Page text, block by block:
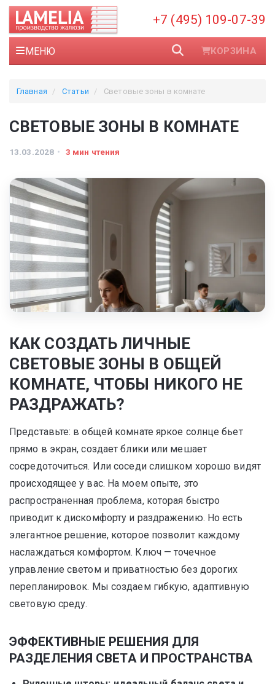
+7 (495) 109-07-39
МЕНЮ КОРЗИНА
Главная Статьи Световые зоны в комнате
СВЕТОВЫЕ ЗОНЫ В КОМНАТЕ
13.03.2028 3 мин чтения
КАК СОЗДАТЬ ЛИЧНЫЕ
СВЕТОВЫЕ ЗОНЫ В ОБЩЕЙ
КОМНАТЕ, ЧТОБЫ НИКОГО НЕ
РАЗДРАЖАТЬ?
Представьте: в общей комнате яркое солнце бьет
прямо в экран, создает блики или мешает
сосредоточиться. Или соседи слишком хорошо видят
происходящее у вас. На моем опыте, это
распространенная проблема, которая быстро
приводит к дискомфорту и раздражению. Но есть
элегантное решение, которое позволит каждому
наслаждаться комфортом. Ключ — точечное
управление светом и приватностью без дорогих
перепланировок. Мы создаем гибкую, адаптивную
световую среду.
ЭФФЕКТИВНЫЕ РЕШЕНИЯ ДЛЯ
РАЗДЕЛЕНИЯ СВЕТА И ПРОСТРАНСТВА